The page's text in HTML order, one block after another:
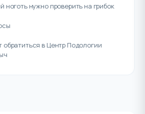
ноготь нужно проверить на грибок
обратиться в Центр Подологии